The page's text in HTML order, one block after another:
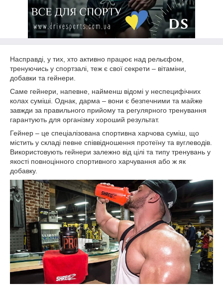
Насправді, у тих, хто активно працює над рельєфом,
тренуючись у спортзалі, теж є свої секрети – вітаміни,
добавки та гейнери.
Саме гейнери, напевне, найменш відомі у неспецифічних
колах суміші. Однак, дарма – вони є безпечними та майже
завжди за правильного прийому та регулярного тренування
гарантують для організму хороший результат.
Гейнер – це спеціалізована спортивна харчова суміш, що
містить у складі певне співвідношення протеїну та вуглеводів.
Використовують гейнери залежно від цілі та типу тренувань у
якості повноцінного спортивного харчування або ж як
добавку.